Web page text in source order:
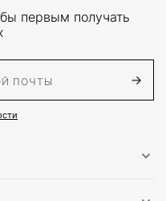
первым получать